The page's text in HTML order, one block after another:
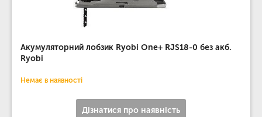
Акумуляторний лобзик Ryobi One+ RJS18-0 без акб.
Ryobi
Немає в наявності
Дізнатися про наявність